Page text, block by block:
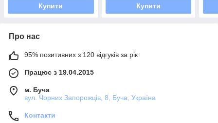
Купити Купити
Про нас
95% позитивних з 120 відгуків за рік
Працює з 19.04.2015
м. Буча
вул. Чорних Запорожців, 8, Буча, Україна
Контакти